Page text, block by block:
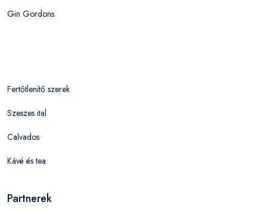
Gin Gordons
Fertőtlenítő szerek
Szeszes ital
Calvados
Kávé és tea
Partnerek